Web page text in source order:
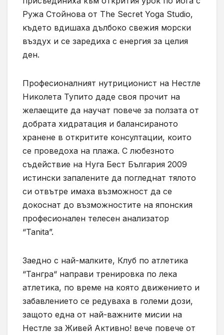
Ружа Стойнова от The Secret Yoga Studio,
където вдишаха дълбоко свежия морски
въздух и се заредиха с енергия за целия
ден.
Професионалният нутриционист на Нестле
Николета Тупито даде своя прочит на
желаещите да научат повече за ползата от
добрата хидратация и балансираното
хранене в откритите консултации, които
се проведоха на плажа. С любезното
съдействие на Нуга Бест България 2009
истински запалените да погледнат тялото
си отвътре имаха възможност да се
докоснат до възможностите на японския
професионален телесен анализатор
“Tanita”.
Заедно с най-малките, Клуб по атлетика
“Тангра“ направи тренировка по лека
атлетика, по време на която движението и
забавлението се редуваха в големи дози,
защото една от най-важните мисии на
Нестле за Живей Активно! вече повече от